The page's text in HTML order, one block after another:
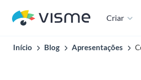
Criar
Início Blog Apresentações